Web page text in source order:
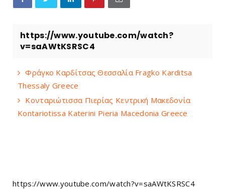
https://www.youtube.com/watch?
v=saAWtKSRSC4
Φράγκο Καρδίτσας Θεσσαλία Fragko Karditsa
Thessaly Greece
Κονταριώτισσα Πιερίας Κεντρική Μακεδονία
Kontariotissa Katerini Pieria Macedonia Greece
https://www.youtube.com/watch?v=saAWtKSRSC4